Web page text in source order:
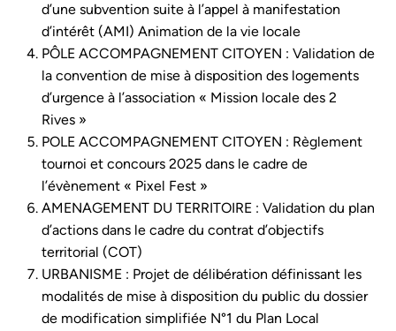
d’une subvention suite à l’appel à manifestation
d’intérêt (AMI) Animation de la vie locale
PÔLE ACCOMPAGNEMENT CITOYEN : Validation de
la convention de mise à disposition des logements
d’urgence à l’association « Mission locale des 2
Rives »
POLE ACCOMPAGNEMENT CITOYEN : Règlement
tournoi et concours 2025 dans le cadre de
l’évènement « Pixel Fest »
AMENAGEMENT DU TERRITOIRE : Validation du plan
d’actions dans le cadre du contrat d’objectifs
territorial (COT)
URBANISME : Projet de délibération définissant les
modalités de mise à disposition du public du dossier
de modification simplifiée N°1 du Plan Local